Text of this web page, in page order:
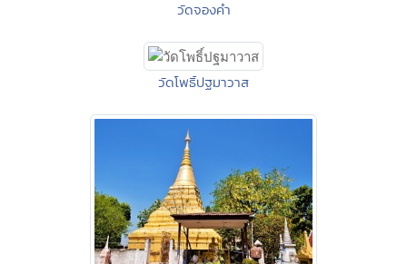
วัดจองคำ
วัดโพธิ์ปฐมาวาส